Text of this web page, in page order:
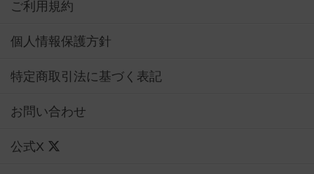
ご利用規約
個人情報保護方針
特定商取引法に基づく表記
お問い合わせ
公式X